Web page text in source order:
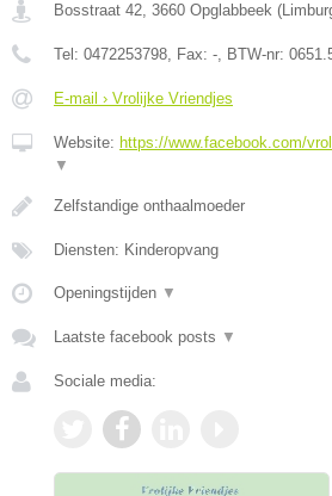
Bosstraat 42, 3660 Opglabbeek (
Tel: 0472253798, Fax: -, BTW-nr:
E-mail › Vrolijke Vriendjes
Website: https://www.facebook.com/
▼
Zelfstandige onthaalmoeder
Diensten: Kinderopvang
Openingstijden ▼
Laatste facebook posts ▼
Sociale media: